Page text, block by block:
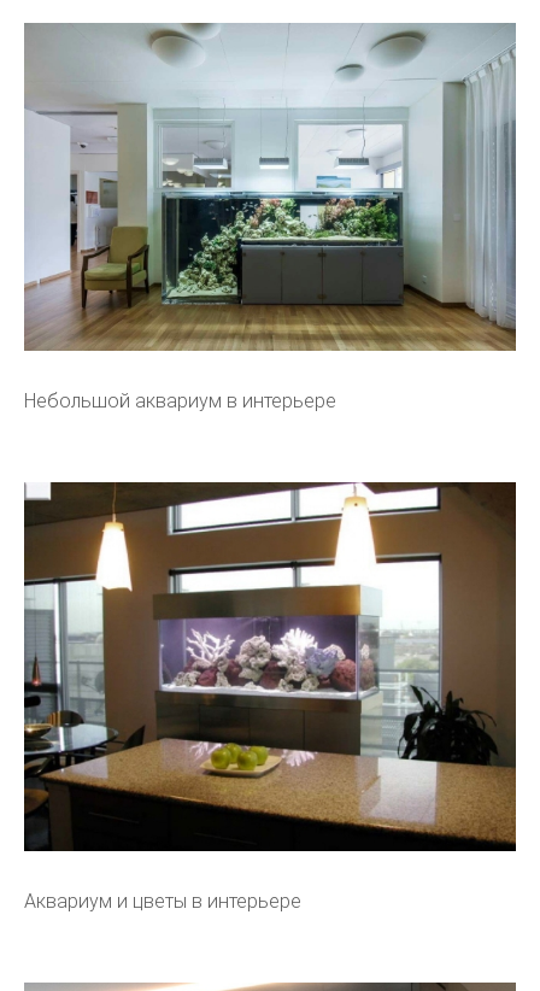
Небольшой аквариум в интерьере
Аквариум и цветы в интерьере